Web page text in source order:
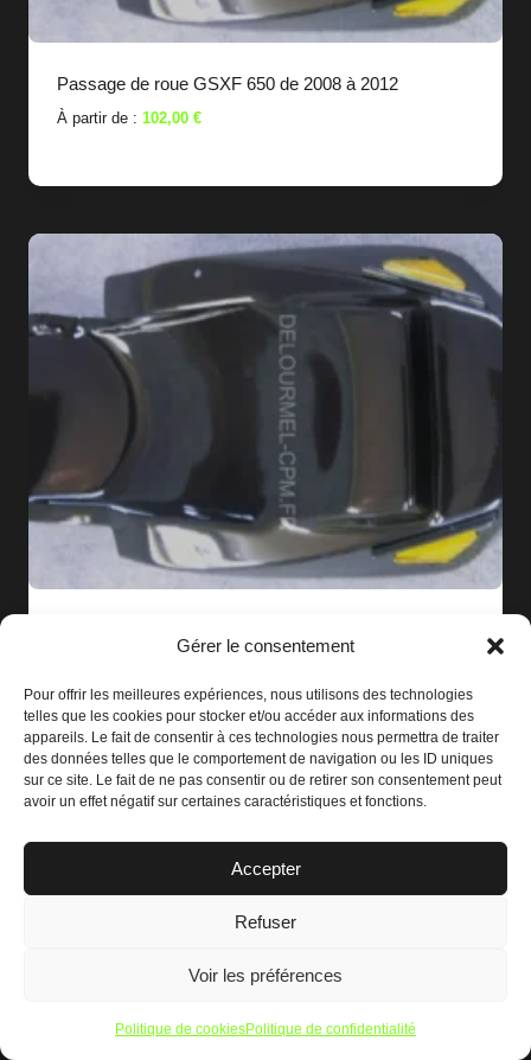
Gérer le consentement
Pour offrir les meilleures expériences, nous utilisons des technologies
telles que les cookies pour stocker et/ou accéder aux informations des
appareils. Le fait de consentir à ces technologies nous permettra de traiter
des données telles que le comportement de navigation ou les ID uniques
sur ce site. Le fait de ne pas consentir ou de retirer son consentement peut
avoir un effet négatif sur certaines caractéristiques et fonctions.
Accepter
Refuser
Voir les préférences
Politique de cookiesPolitique de confidentialité
Passage de roue GSXF 650 de 2008 à 2012
À partir de : 102,00 €